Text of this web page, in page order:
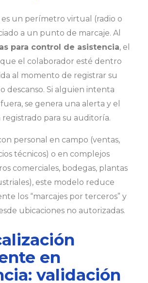
es un perímetro virtual (radio o
a un punto de marcaje. Al
para control de asistencia, el
que el colaborador esté dentro
al momento de registrar su
descanso. Si alguien intenta
se genera una alerta y el
para su auditoría.
personal en campo (ventas,
técnicos) o en complejos
comerciales, bodegas, plantas
este modelo reduce
los “marcajes por terceros” y
ubicaciones no autorizadas.
en
validación